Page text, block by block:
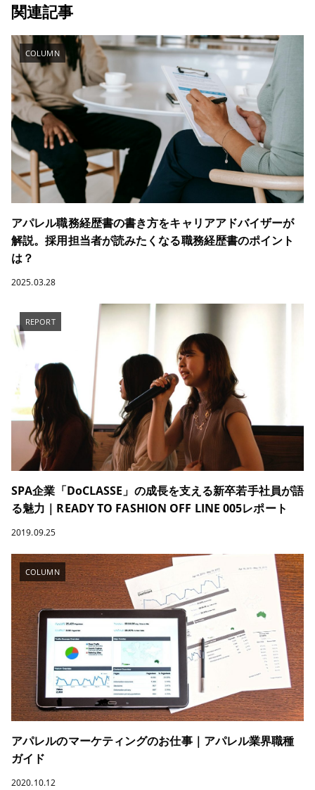
関連記事
COLUMN
アパレル職務経歴書の書き方をキャリアアドバイザーが
解説。採用担当者が読みたくなる職務経歴書のポイント
は？
2025.03.28
REPORT
SPA企業「DoCLASSE」の成長を支える新卒若手社員が語
る魅力｜READY TO FASHION OFF LINE 005レポート
2019.09.25
COLUMN
アパレルのマーケティングのお仕事｜アパレル業界職種
ガイド
2020.10.12